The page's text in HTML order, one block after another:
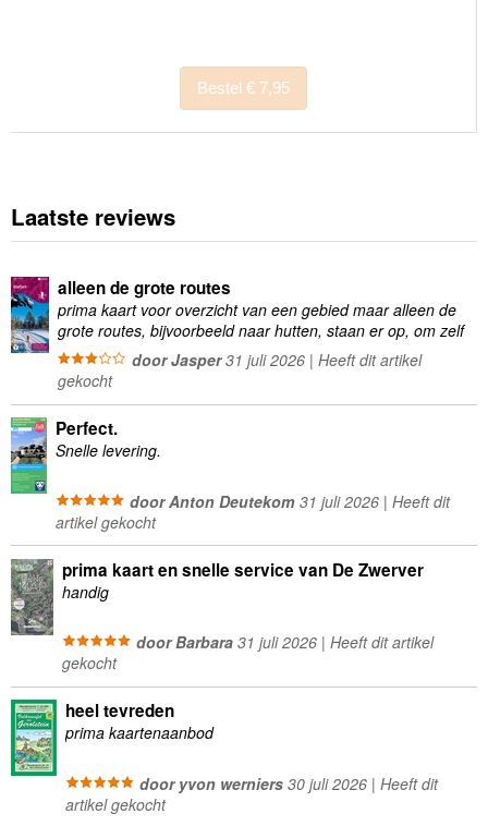
Bestel € 7,95
Laatste reviews
alleen de grote routes
prima kaart voor overzicht van een gebied maar alleen de
grote routes, bijvoorbeeld naar hutten, staan er op, om zelf
wandelingen te plannen minder geschikt
door Jasper31 juli 2026 | Heeft dit artikel
gekocht
Perfect.
Snelle levering.
door Anton Deutekom31 juli 2026 | Heeft dit
artikel gekocht
prima kaart en snelle service van De Zwerver
handig
door Barbara31 juli 2026 | Heeft dit artikel
gekocht
heel tevreden
prima kaartenaanbod
door yvon werniers30 juli 2026 | Heeft dit
artikel gekocht